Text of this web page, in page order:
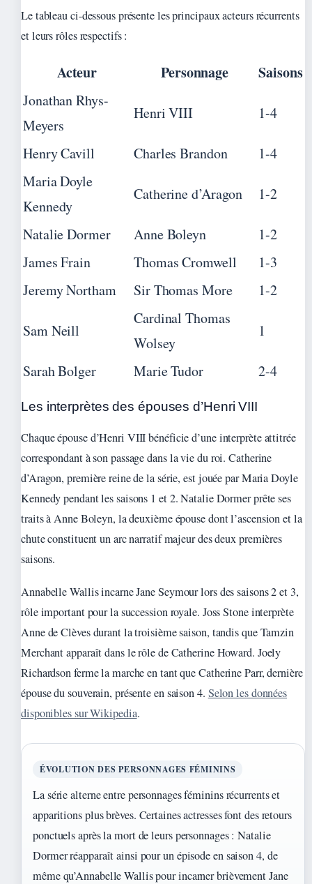
Le tableau ci-dessous présente les principaux acteurs récurrents
et leurs rôles respectifs :
Acteur Personnage Saisons
Jonathan Rhys-
Meyers
Henri VIII 1-4
Henry Cavill Charles Brandon
1-4
Maria Doyle
Kennedy
Catherine d’Aragon 1-2
Natalie Dormer Anne Boleyn
1-2
James Frain
Thomas Cromwell
1-3
Jeremy Northam
Sir Thomas More 1-2
Sam Neill
Cardinal Thomas
Wolsey
1
Sarah Bolger Marie Tudor 2-4
Les interprètes des épouses d’Henri VIII
Chaque épouse d’Henri VIII bénéficie d’une interprète attitrée
correspondant à son passage dans la vie du roi. Catherine
d’Aragon, première reine de la série, est jouée par Maria Doyle
Kennedy pendant les saisons 1 et 2. Natalie Dormer prête ses
traits à Anne Boleyn, la deuxième épouse dont l’ascension et la
chute constituent un arc narratif majeur des deux premières
saisons.
Annabelle Wallis incarne Jane Seymour lors des saisons 2 et 3,
rôle important pour la succession royale. Joss Stone interprète
Anne de Clèves durant la troisième saison, tandis que Tamzin
Merchant apparaît dans le rôle de Catherine Howard. Joely
Richardson ferme la marche en tant que Catherine Parr, dernière
épouse du souverain, présente en saison 4. Selon les données
disponibles sur Wikipedia.
ÉVOLUTION DES PERSONNAGES FÉMININS
La série alterne entre personnages féminins récurrents et
apparitions plus brèves. Certaines actresses font des retours
ponctuels après la mort de leurs personnages : Natalie
Dormer réapparaît ainsi pour un épisode en saison 4, de
même qu’Annabelle Wallis pour incarner brièvement Jane